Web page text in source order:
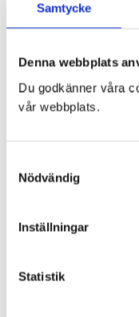
Samtycke
Denna webbplats
Du godkänner våra
vår webbplats.
Nödvändig
Inställningar
Statistik
AUGUSTI